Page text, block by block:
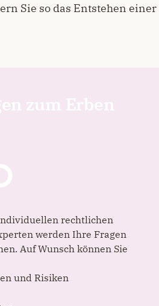
Sie so das Entstehen einer
rechtlichen
werden Ihre Fragen
Auf Wunsch können Sie
und Risiken